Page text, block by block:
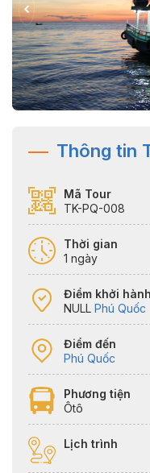
Thông tin
Mã Tour
TK-PQ-008
Thời gian
1 ngày
Điểm khởi hành
NULL Phú Quốc
Điểm đến
Phú Quốc
Phương tiện
Ôtô
Lịch trình